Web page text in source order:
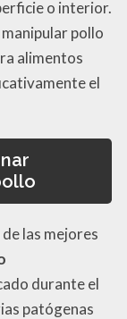
o interior.
pollo
alimentos
el
las mejores
durante el
patógenas